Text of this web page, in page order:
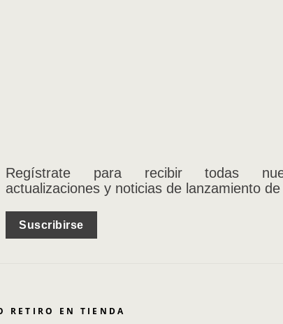
Regístrate para recibir todas
actualizaciones y noticias de lanzamiento de
Suscribirse
RETIRO EN TIENDA